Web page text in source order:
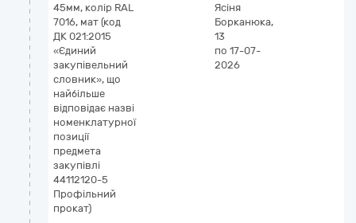
45мм, колір RAL
7016, мат (код
ДК 021:2015
«Єдиний
закупівельний
словник», що
найбільше
відповідає назві
номенклатурної
позиції
предмета
закупівлі
44112120-5
Профільний
прокат)
Ясіня
Борканюка,
13
по 17-07-
2026